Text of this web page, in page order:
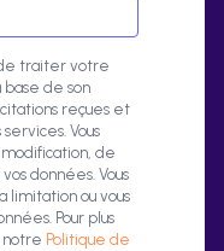
traiter votre
de son
reçues et
Vous
de
données. Vous
ou vous
Pour plus
notre Politique de